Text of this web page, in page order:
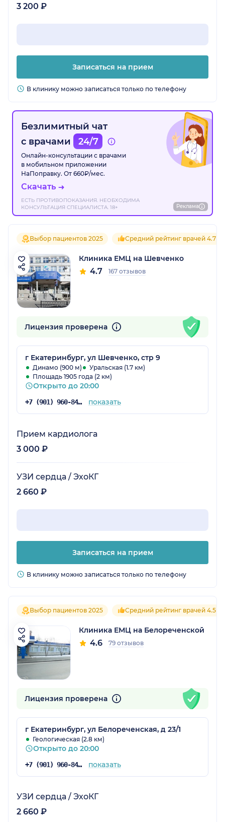
3 200 ₽
Записаться на прием
В клинику можно записаться только по телефону
Безлимитный чат
с врачами
24/7
Онлайн-консультации с врачами
в мобильном приложении
НаПоправку. От 660₽/мес.
Скачать
ЕСТЬ ПРОТИВОПОКАЗАНИЯ. НЕОБХОДИМА
КОНСУЛЬТАЦИЯ СПЕЦИАЛИСТА. 18+
Реклама
Выбор пациентов 2025 Средний рейтинг врачей 4.7
Клиника ЕМЦ на Шевченко
4.7 167 отзывов
Лицензия проверена
г Екатеринбург, ул Шевченко, стр 9
Динамо (900 м)
Уральская (1.7 км)
Площадь 1905 года (2 км)
Открыто до 20:00
+7 (901) 960-84-27 показать
Прием кардиолога
3 000 ₽
УЗИ сердца / ЭхоКГ
2 660 ₽
Записаться на прием
В клинику можно записаться только по телефону
Выбор пациентов 2025 Средний рейтинг врачей 4.5
Клиника ЕМЦ на Белореченской
4.6 79 отзывов
Лицензия проверена
г Екатеринбург, ул Белореченская, д 23/1
Геологическая (2.8 км)
Открыто до 20:00
+7 (901) 960-84-27 показать
УЗИ сердца / ЭхоКГ
2 660 ₽